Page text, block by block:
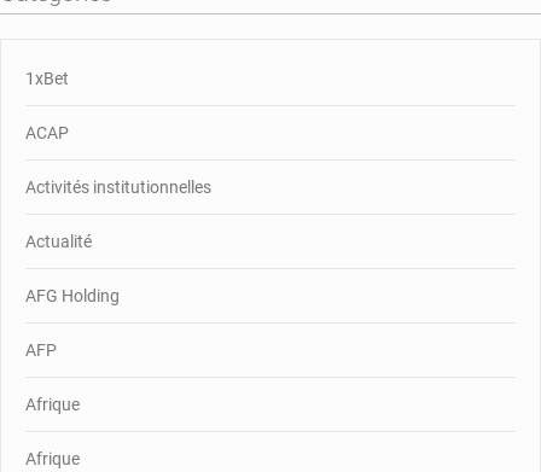
1xBet
ACAP
Activités institutionnelles
Actualité
AFG Holding
AFP
Afrique
Afrique